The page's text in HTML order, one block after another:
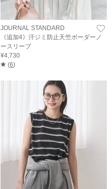
JOURNAL STANDARD
《追加4》汗ジミ防止天竺ボーダーノ
ースリーブ
¥4,730
(6)